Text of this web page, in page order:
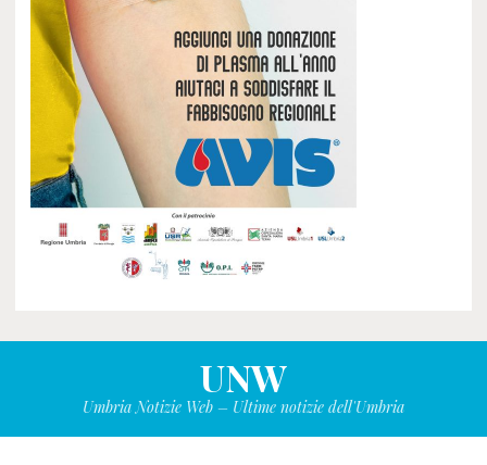
UNW
Umbria Notizie Web – Ultime notizie dell'Umbria